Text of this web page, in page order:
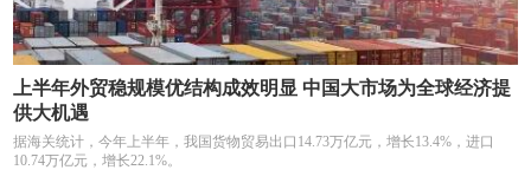
上半年外贸稳规模优结构成效明显 中国大市场为全球经济提
供大机遇
据海关统计，今年上半年，我国货物贸易出口14.73万亿元，增长13.4%，进口
10.74万亿元，增长22.1%。